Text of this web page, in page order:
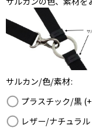
サルカン/色/素材:
プラスチック/黒 (+
レザー/ナチュラル